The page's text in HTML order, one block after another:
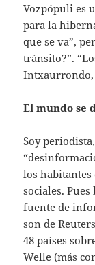
Vozpópuli es
para la
que se va”,
tránsito?”.
Intxaurrondo,
El mundo se
Soy
los
sociales.
fuente de
son de
48 países
Welle (más